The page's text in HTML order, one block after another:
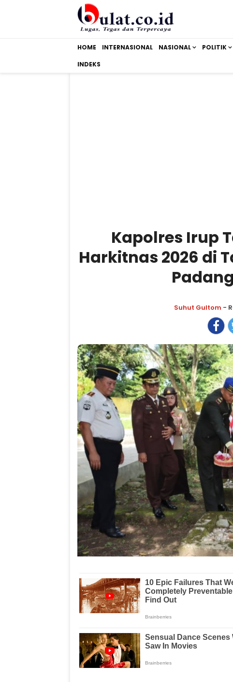
HOME INTERNASIONAL NASIONAL POLITIK
INDEKS
Kapolres Irup
Harkitnas 2026 di
Suhut Gultom -